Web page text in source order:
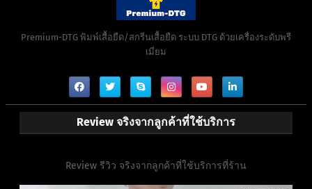
Premium-DTG พิมพ์เสื้อยืด/สกรีนเสื้อยืด ระบบ DTG ด้วยเครื่องระดับพรี
เมี่ยม
Review จริงจากลูกค้าที่ใช้บริการ
Review รีวิว จริงจากลูกค้าที่ใช้บริการที่ร้าน